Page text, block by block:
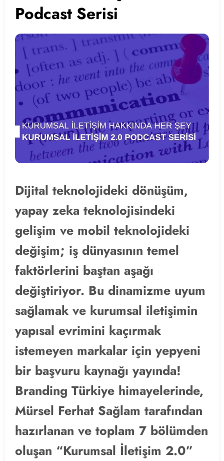
Podcast Serisi
Dijital teknolojideki dönüşüm,
yapay zeka teknolojisindeki
gelişim ve mobil teknolojideki
değişim; iş dünyasının temel
faktörlerini baştan aşağı
değiştiriyor. Bu dinamizme uyum
sağlamak ve kurumsal iletişimin
yapısal evrimini kaçırmak
istemeyen markalar için yepyeni
bir başvuru kaynağı yayında!
Branding Türkiye himayelerinde,
Mürsel Ferhat Sağlam tarafından
hazırlanan ve toplam 7 bölümden
oluşan “Kurumsal İletişim 2.0”